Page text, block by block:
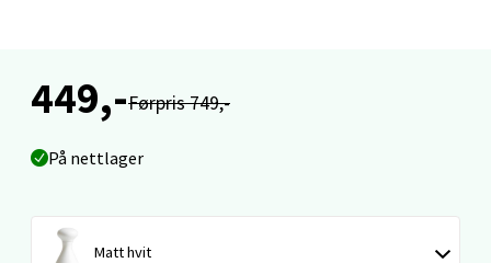
449,-Førpris 749,-
På nettlager
Matt hvit
Åpent i dag 09-19